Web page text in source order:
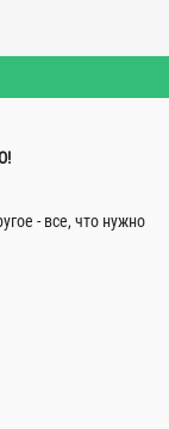
- все, что нужно